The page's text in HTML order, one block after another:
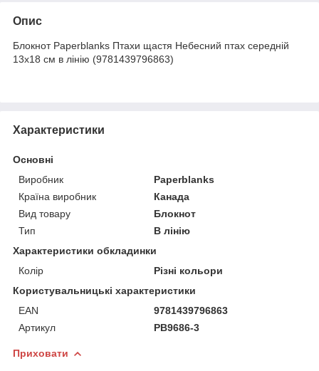
Опис
Блокнот Paperblanks Птахи щастя Небесний птах середній
13х18 см в лінію (9781439796863)
Характеристики
Основні
Виробник
Paperblanks
Країна виробник
Канада
Вид товару
Блокнот
Тип
В лінію
Характеристики обкладинки
Колір
Різні кольори
Користувальницькі характеристики
EAN
9781439796863
Артикул
PB9686-3
Приховати